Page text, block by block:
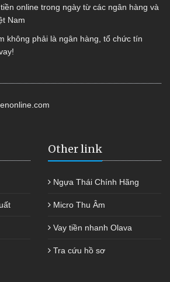
online trong ngày từ các ngân hàng và
Nam
không phải là ngân hàng, tổ chức tín
Other link
Ngựa Thái Chính Hãng
Micro Thu Âm
Vay tiền nhanh Olava
Tra cứu hồ sơ